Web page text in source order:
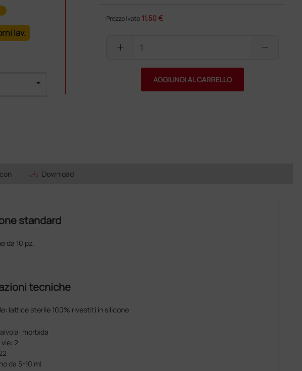
lav.
Prezzo ivato 11,50 €
add remove
AGGIUNGI AL CARRELLO
save_alt Download
standard
da 10 pz.
tecniche
lattice sterile 100% rivestiti in silicone
morbida
2
da 5-10 ml